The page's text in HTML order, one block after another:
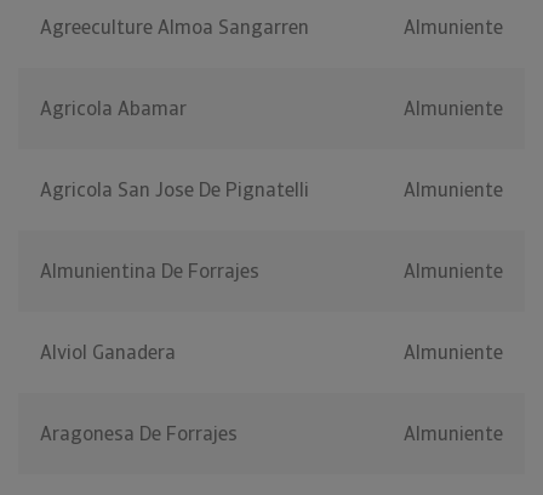
Agreeculture Almoa Sangarren Almuniente
Agricola Abamar Almuniente
Agricola San Jose De Pignatelli Almuniente
Almunientina De Forrajes Almuniente
Alviol Ganadera Almuniente
Aragonesa De Forrajes Almuniente